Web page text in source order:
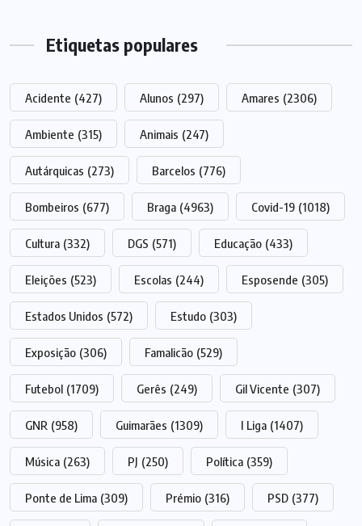
Etiquetas populares
Acidente (427) Alunos (297) Amares (2306)
Ambiente (315) Animais (247)
Autárquicas (273) Barcelos (776)
Bombeiros (677) Braga (4963) Covid-19 (1018)
Cultura (332) DGS (571) Educação (433)
Eleições (523) Escolas (244) Esposende (305)
Estados Unidos (572) Estudo (303)
Exposição (306) Famalicão (529)
Futebol (1709) Gerês (249) Gil Vicente (307)
GNR (958) Guimarães (1309) I Liga (1407)
Música (263) PJ (250) Política (359)
Ponte de Lima (309) Prémio (316) PSD (377)